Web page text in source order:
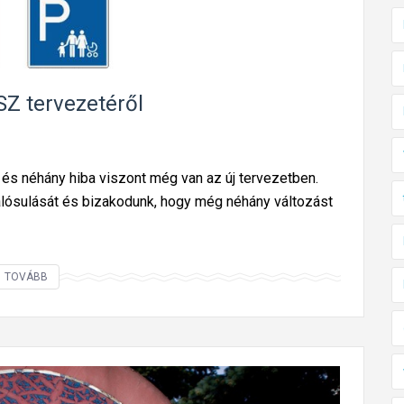
f
o
g
a
s
a
l
k
e
c
i
ó
j
a
s
a
z
ú
j
tervezetéről
néhány hiba viszont még van az új tervezetben.
és bizakodunk, hogy még néhány változást
TOVÁBB
t
m
i